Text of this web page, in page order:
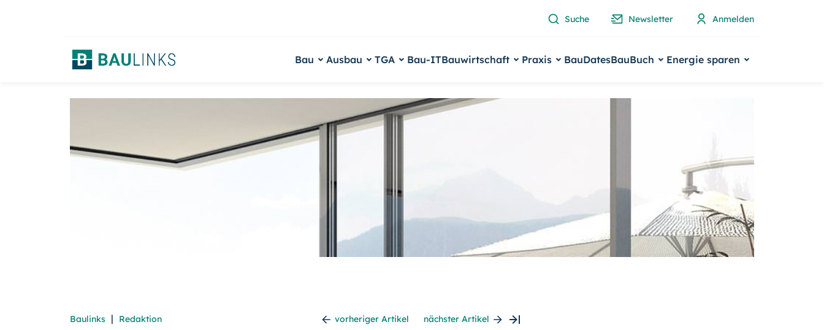
Suche Newsletter Anmelden
Bau Ausbau TGA Bau-ITBauwirtschaft Praxis BauDatesBauBuch Energie sparen
Baulinks | Redaktion vorheriger Artikel nächster Artikel